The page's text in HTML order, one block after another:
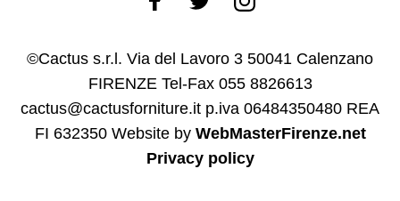
©Cactus s.r.l. Via del Lavoro 3 50041 Calenzano
FIRENZE Tel-Fax 055 8826613
cactus@cactusforniture.it p.iva 06484350480 REA
FI 632350 Website by WebMasterFirenze.net
Privacy policy